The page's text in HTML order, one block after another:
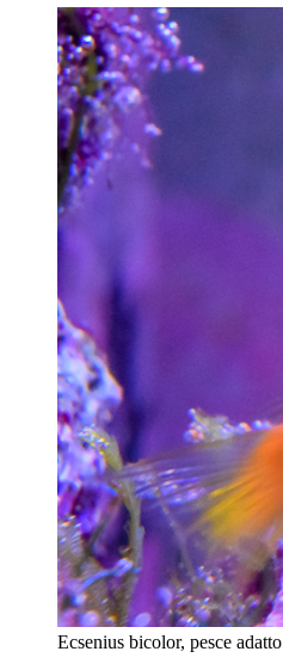
Ecsenius bicolor, pesce